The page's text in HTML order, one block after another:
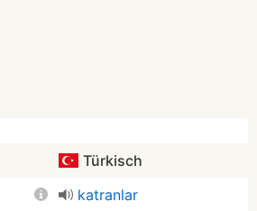
Türkisch
katranlar